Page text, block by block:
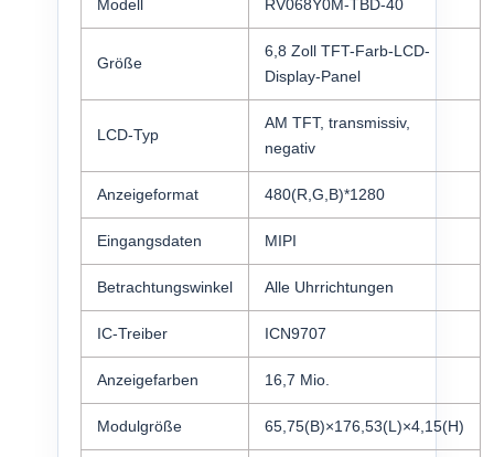
Modell RV068Y0M-TBD-40
Größe
6,8 Zoll TFT-Farb-LCD-
Display-Panel
LCD-Typ
AM TFT, transmissiv,
negativ
Anzeigeformat 480(R,G,B)*1280
Eingangsdaten MIPI
Betrachtungswinkel Alle Uhrrichtungen
IC-Treiber ICN9707
Anzeigefarben 16,7 Mio.
Modulgröße 65,75(B)×176,53(L)×4,15(H)